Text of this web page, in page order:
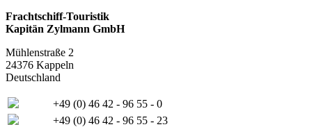
Frachtschiff-Touristik
Kapitän Zylmann GmbH
Mühlenstraße 2
24376 Kappeln
Deutschland
+49 (0) 46 42 - 96 55 - 0
+49 (0) 46 42 - 96 55 - 23